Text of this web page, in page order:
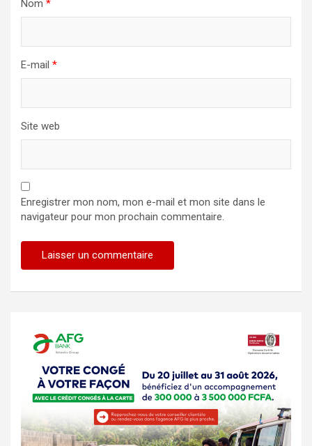
Nom *
E-mail *
Site web
Enregistrer mon nom, mon e-mail et mon site dans le
navigateur pour mon prochain commentaire.